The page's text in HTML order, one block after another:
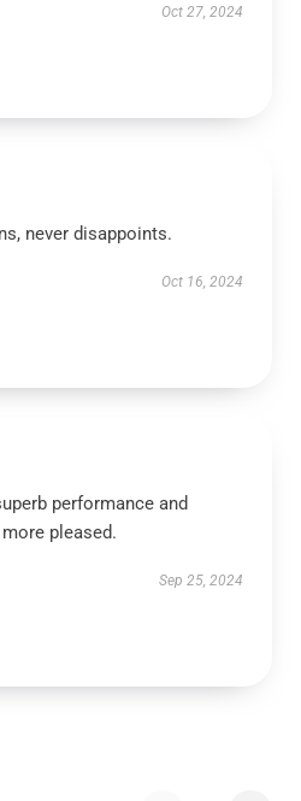
Oct 27, 2024
never disappoints.
Oct 16, 2024
performance and
pleased.
Sep 25, 2024